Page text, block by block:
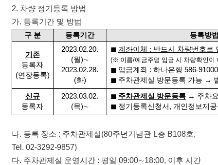
2. 차량 정기등록 방법
가. 등록기간 및 방법
구 분 등록기간 등록방
기존
등록자
(연장등록)
2023.02.20.
(월)∼
2023.02.28.
(화)
◼ 계좌이체 : 반드시 차량번호로
(※ 이름/예금주명 입금 시 차량확인이
◼ 입금계좌 : 하나은행 586-
◼ 주차관제실 방문등록 가능 →
신규
등록자
2023.03.02.
(목)∼
◼ 주차관제실 방문등록 → 주차
◼ 정기등록신청서 , 개인정보제
나. 등록 장소 : 주차관제실(80주년기념관 L층 B108호,
Tel. 02-3292-9857)
다. 주차관제실 운영시간 : 평일 09:00∼18:00, 이후 시간